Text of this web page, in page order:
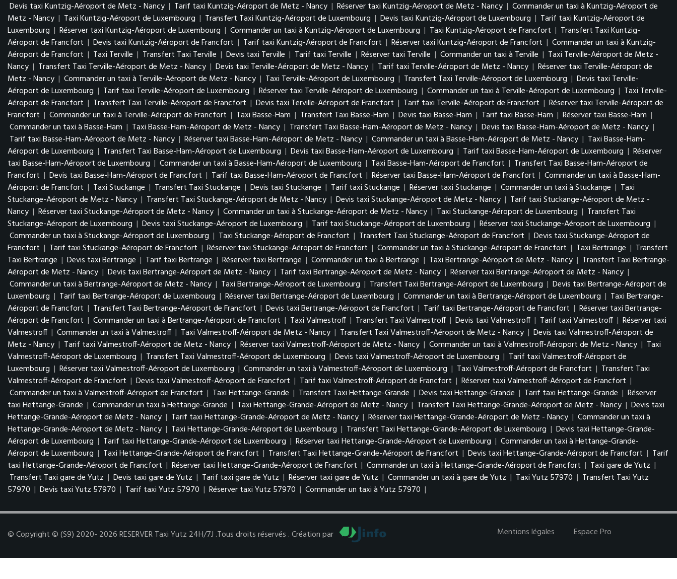
Devis taxi Kuntzig-Aéroport de Metz - Nancy | Tarif taxi Kuntzig-Aéroport de Metz - Nancy | Réserver taxi Kuntzig-Aéroport de Metz - Nancy | Commander un taxi à Kuntzig-Aéroport de
Metz - Nancy | Taxi Kuntzig-Aéroport de Luxembourg | Transfert Taxi Kuntzig-Aéroport de Luxembourg | Devis taxi Kuntzig-Aéroport de Luxembourg | Tarif taxi Kuntzig-Aéroport de
Luxembourg | Réserver taxi Kuntzig-Aéroport de Luxembourg | Commander un taxi à Kuntzig-Aéroport de Luxembourg | Taxi Kuntzig-Aéroport de Francfort | Transfert Taxi Kuntzig-
Aéroport de Francfort | Devis taxi Kuntzig-Aéroport de Francfort | Tarif taxi Kuntzig-Aéroport de Francfort | Réserver taxi Kuntzig-Aéroport de Francfort | Commander un taxi à Kuntzig-
Aéroport de Francfort | Taxi Terville | Transfert Taxi Terville | Devis taxi Terville | Tarif taxi Terville | Réserver taxi Terville | Commander un taxi à Terville | Taxi Terville-Aéroport de Metz -
Nancy | Transfert Taxi Terville-Aéroport de Metz - Nancy | Devis taxi Terville-Aéroport de Metz - Nancy | Tarif taxi Terville-Aéroport de Metz - Nancy | Réserver taxi Terville-Aéroport de
Metz - Nancy | Commander un taxi à Terville-Aéroport de Metz - Nancy | Taxi Terville-Aéroport de Luxembourg | Transfert Taxi Terville-Aéroport de Luxembourg | Devis taxi Terville-
Aéroport de Luxembourg | Tarif taxi Terville-Aéroport de Luxembourg | Réserver taxi Terville-Aéroport de Luxembourg | Commander un taxi à Terville-Aéroport de Luxembourg | Taxi Terville-
Aéroport de Francfort | Transfert Taxi Terville-Aéroport de Francfort | Devis taxi Terville-Aéroport de Francfort | Tarif taxi Terville-Aéroport de Francfort | Réserver taxi Terville-Aéroport de
Francfort | Commander un taxi à Terville-Aéroport de Francfort | Taxi Basse-Ham | Transfert Taxi Basse-Ham | Devis taxi Basse-Ham | Tarif taxi Basse-Ham | Réserver taxi Basse-Ham |
Commander un taxi à Basse-Ham | Taxi Basse-Ham-Aéroport de Metz - Nancy | Transfert Taxi Basse-Ham-Aéroport de Metz - Nancy | Devis taxi Basse-Ham-Aéroport de Metz - Nancy |
Tarif taxi Basse-Ham-Aéroport de Metz - Nancy | Réserver taxi Basse-Ham-Aéroport de Metz - Nancy | Commander un taxi à Basse-Ham-Aéroport de Metz - Nancy | Taxi Basse-Ham-
Aéroport de Luxembourg | Transfert Taxi Basse-Ham-Aéroport de Luxembourg | Devis taxi Basse-Ham-Aéroport de Luxembourg | Tarif taxi Basse-Ham-Aéroport de Luxembourg | Réserver
taxi Basse-Ham-Aéroport de Luxembourg | Commander un taxi à Basse-Ham-Aéroport de Luxembourg | Taxi Basse-Ham-Aéroport de Francfort | Transfert Taxi Basse-Ham-Aéroport de
Francfort | Devis taxi Basse-Ham-Aéroport de Francfort | Tarif taxi Basse-Ham-Aéroport de Francfort | Réserver taxi Basse-Ham-Aéroport de Francfort | Commander un taxi à Basse-Ham-
Aéroport de Francfort | Taxi Stuckange | Transfert Taxi Stuckange | Devis taxi Stuckange | Tarif taxi Stuckange | Réserver taxi Stuckange | Commander un taxi à Stuckange | Taxi
Stuckange-Aéroport de Metz - Nancy | Transfert Taxi Stuckange-Aéroport de Metz - Nancy | Devis taxi Stuckange-Aéroport de Metz - Nancy | Tarif taxi Stuckange-Aéroport de Metz -
Nancy | Réserver taxi Stuckange-Aéroport de Metz - Nancy | Commander un taxi à Stuckange-Aéroport de Metz - Nancy | Taxi Stuckange-Aéroport de Luxembourg | Transfert Taxi
Stuckange-Aéroport de Luxembourg | Devis taxi Stuckange-Aéroport de Luxembourg | Tarif taxi Stuckange-Aéroport de Luxembourg | Réserver taxi Stuckange-Aéroport de Luxembourg |
Commander un taxi à Stuckange-Aéroport de Luxembourg | Taxi Stuckange-Aéroport de Francfort | Transfert Taxi Stuckange-Aéroport de Francfort | Devis taxi Stuckange-Aéroport de
Francfort | Tarif taxi Stuckange-Aéroport de Francfort | Réserver taxi Stuckange-Aéroport de Francfort | Commander un taxi à Stuckange-Aéroport de Francfort | Taxi Bertrange | Transfert
Taxi Bertrange | Devis taxi Bertrange | Tarif taxi Bertrange | Réserver taxi Bertrange | Commander un taxi à Bertrange | Taxi Bertrange-Aéroport de Metz - Nancy | Transfert Taxi Bertrange-
Aéroport de Metz - Nancy | Devis taxi Bertrange-Aéroport de Metz - Nancy | Tarif taxi Bertrange-Aéroport de Metz - Nancy | Réserver taxi Bertrange-Aéroport de Metz - Nancy |
Commander un taxi à Bertrange-Aéroport de Metz - Nancy | Taxi Bertrange-Aéroport de Luxembourg | Transfert Taxi Bertrange-Aéroport de Luxembourg | Devis taxi Bertrange-Aéroport de
Luxembourg | Tarif taxi Bertrange-Aéroport de Luxembourg | Réserver taxi Bertrange-Aéroport de Luxembourg | Commander un taxi à Bertrange-Aéroport de Luxembourg | Taxi Bertrange-
Aéroport de Francfort | Transfert Taxi Bertrange-Aéroport de Francfort | Devis taxi Bertrange-Aéroport de Francfort | Tarif taxi Bertrange-Aéroport de Francfort | Réserver taxi Bertrange-
Aéroport de Francfort | Commander un taxi à Bertrange-Aéroport de Francfort | Taxi Valmestroff | Transfert Taxi Valmestroff | Devis taxi Valmestroff | Tarif taxi Valmestroff | Réserver taxi
Valmestroff | Commander un taxi à Valmestroff | Taxi Valmestroff-Aéroport de Metz - Nancy | Transfert Taxi Valmestroff-Aéroport de Metz - Nancy | Devis taxi Valmestroff-Aéroport de
Metz - Nancy | Tarif taxi Valmestroff-Aéroport de Metz - Nancy | Réserver taxi Valmestroff-Aéroport de Metz - Nancy | Commander un taxi à Valmestroff-Aéroport de Metz - Nancy | Taxi
Valmestroff-Aéroport de Luxembourg | Transfert Taxi Valmestroff-Aéroport de Luxembourg | Devis taxi Valmestroff-Aéroport de Luxembourg | Tarif taxi Valmestroff-Aéroport de
Luxembourg | Réserver taxi Valmestroff-Aéroport de Luxembourg | Commander un taxi à Valmestroff-Aéroport de Luxembourg | Taxi Valmestroff-Aéroport de Francfort | Transfert Taxi
Valmestroff-Aéroport de Francfort | Devis taxi Valmestroff-Aéroport de Francfort | Tarif taxi Valmestroff-Aéroport de Francfort | Réserver taxi Valmestroff-Aéroport de Francfort |
Commander un taxi à Valmestroff-Aéroport de Francfort | Taxi Hettange-Grande | Transfert Taxi Hettange-Grande | Devis taxi Hettange-Grande | Tarif taxi Hettange-Grande | Réserver
taxi Hettange-Grande | Commander un taxi à Hettange-Grande | Taxi Hettange-Grande-Aéroport de Metz - Nancy | Transfert Taxi Hettange-Grande-Aéroport de Metz - Nancy | Devis taxi
Hettange-Grande-Aéroport de Metz - Nancy | Tarif taxi Hettange-Grande-Aéroport de Metz - Nancy | Réserver taxi Hettange-Grande-Aéroport de Metz - Nancy | Commander un taxi à
Hettange-Grande-Aéroport de Metz - Nancy | Taxi Hettange-Grande-Aéroport de Luxembourg | Transfert Taxi Hettange-Grande-Aéroport de Luxembourg | Devis taxi Hettange-Grande-
Aéroport de Luxembourg | Tarif taxi Hettange-Grande-Aéroport de Luxembourg | Réserver taxi Hettange-Grande-Aéroport de Luxembourg | Commander un taxi à Hettange-Grande-
Aéroport de Luxembourg | Taxi Hettange-Grande-Aéroport de Francfort | Transfert Taxi Hettange-Grande-Aéroport de Francfort | Devis taxi Hettange-Grande-Aéroport de Francfort | Tarif
taxi Hettange-Grande-Aéroport de Francfort | Réserver taxi Hettange-Grande-Aéroport de Francfort | Commander un taxi à Hettange-Grande-Aéroport de Francfort | Taxi gare de Yutz |
Transfert Taxi gare de Yutz | Devis taxi gare de Yutz | Tarif taxi gare de Yutz | Réserver taxi gare de Yutz | Commander un taxi à gare de Yutz | Taxi Yutz 57970 | Transfert Taxi Yutz
57970 | Devis taxi Yutz 57970 | Tarif taxi Yutz 57970 | Réserver taxi Yutz 57970 | Commander un taxi à Yutz 57970 |
© Copyright © (S9) 2020- 2026 RESERVER Taxi Yutz 24H/7J .Tous droits réservés . Création par Mentions légales Espace Pro